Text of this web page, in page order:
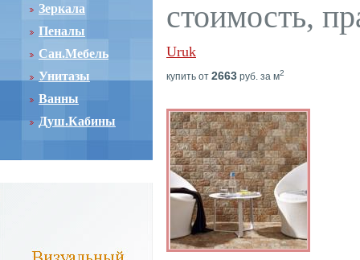
Зеркала
Пеналы
Сан.Мебель
Унитазы
Ванны
Душ.Кабины
стоимость,
Uruk
купить от 2663 руб. за м2